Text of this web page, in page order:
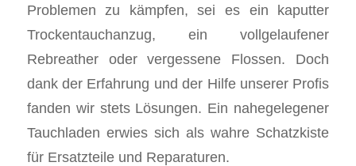
Problemen zu kämpfen, sei es ein kaputter
Trockentauchanzug, ein vollgelaufener
Rebreather oder vergessene Flossen. Doch
dank der Erfahrung und der Hilfe unserer Profis
fanden wir stets Lösungen. Ein nahegelegener
Tauchladen erwies sich als wahre Schatzkiste
für Ersatzteile und Reparaturen.